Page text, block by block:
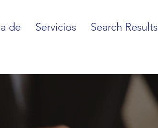
de Servicios Search Results